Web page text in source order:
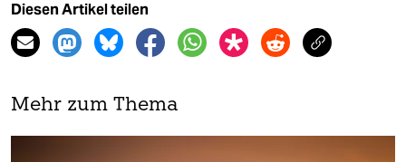
Diesen Artikel teilen
Mehr zum Thema